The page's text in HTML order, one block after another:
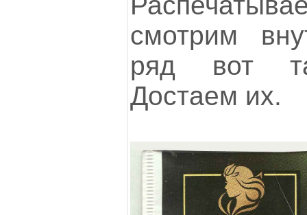
смотрим
ряд вот
Достаем их.